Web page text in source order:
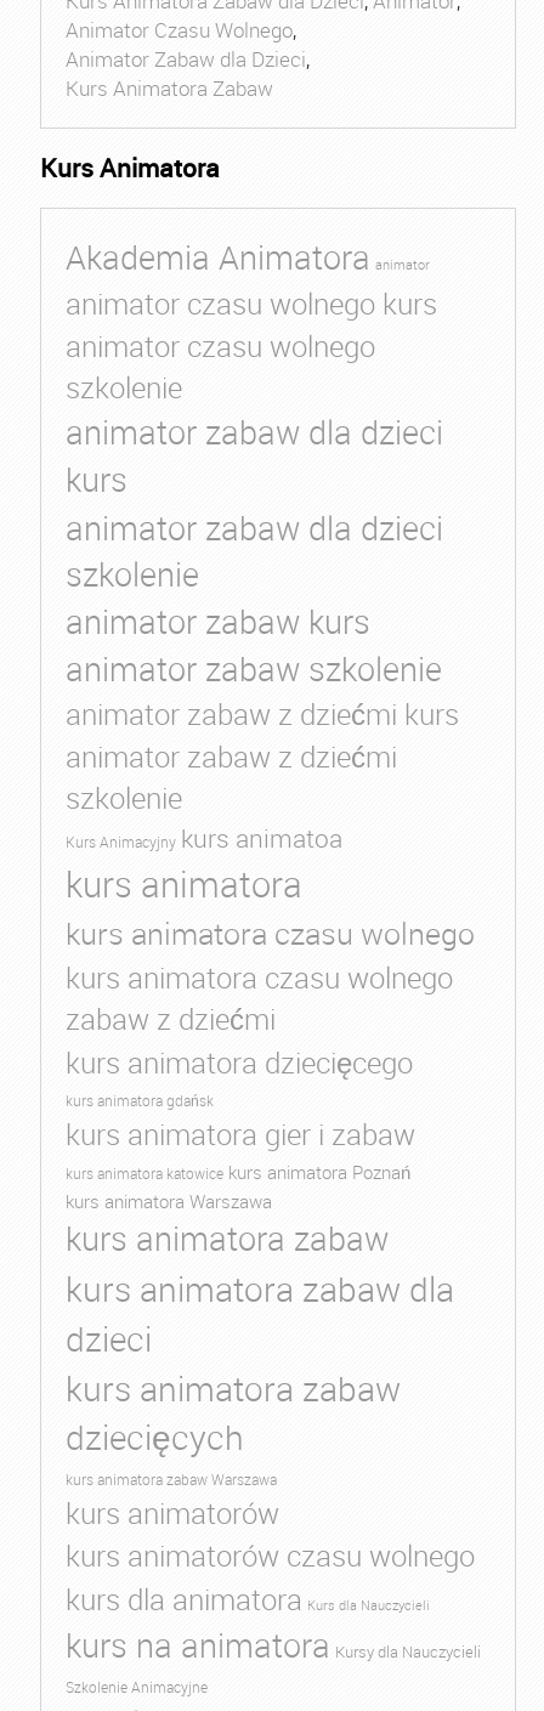
Animator Czasu Wolnego,
Animator Zabaw dla Dzieci,
Kurs Animatora Zabaw
Kurs Animatora
Akademia Animatora animator
animator czasu wolnego kurs
animator czasu wolnego
szkolenie
animator zabaw dla dzieci
kurs
animator zabaw dla dzieci
szkolenie
animator zabaw kurs
animator zabaw szkolenie
animator zabaw z dziećmi kurs
animator zabaw z dziećmi
szkolenie
Kurs Animacyjny kurs animatoa
kurs animatora
kurs animatora czasu wolnego
kurs animatora czasu wolnego
zabaw z dziećmi
kurs animatora dziecięcego
kurs animatora gdańsk
kurs animatora gier i zabaw
kurs animatora katowice kurs animatora Poznań
kurs animatora Warszawa
kurs animatora zabaw
kurs animatora zabaw dla
dzieci
kurs animatora zabaw
dziecięcych
kurs animatora zabaw Warszawa
kurs animatorów
kurs animatorów czasu wolnego
kurs dla animatora Kurs dla Nauczycieli
kurs na animatora Kursy dla Nauczycieli
Szkolenie Animacyjne